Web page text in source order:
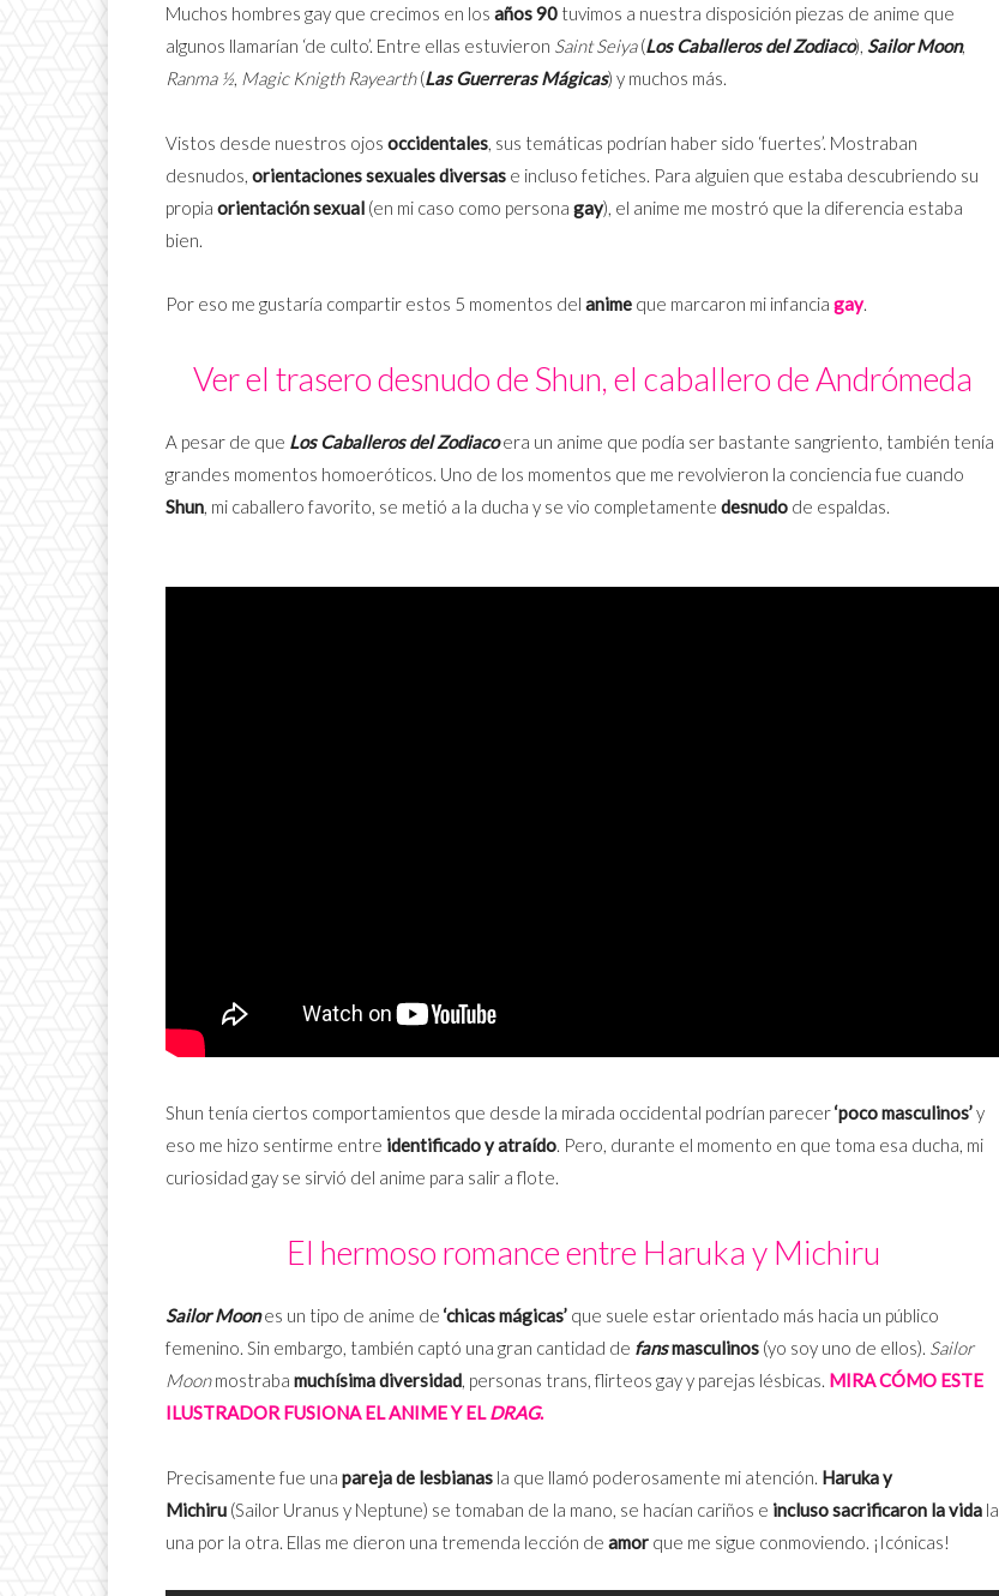
Muchos hombres gay que crecimos en los años 90 tuvimos a nuestra disposición piezas de anime que
algunos llamarían ‘de culto’. Entre ellas estuvieron Saint Seiya(Los Caballeros del Zodiaco), Sailor Moon,
Ranma ½, Magic Knigth Rayearth(Las Guerreras Mágicas) y muchos más.
Vistos desde nuestros ojos occidentales, sus temáticas podrían haber sido ‘fuertes’. Mostraban
desnudos, orientaciones sexuales diversas e incluso fetiches. Para alguien que estaba descubriendo su
propia orientación sexual (en mi caso como persona gay), el anime me mostró que la diferencia estaba
bien.
Por eso me gustaría compartir estos 5 momentos del anime que marcaron mi infancia gay.
Ver el trasero desnudo de Shun, el caballero de Andrómeda
A pesar de que Los Caballeros del Zodiacoera un anime que podía ser bastante sangriento, también tenía
grandes momentos homoeróticos. Uno de los momentos que me revolvieron la conciencia fue cuando
Shun, mi caballero favorito, se metió a la ducha y se vio completamente desnudo de espaldas.
Shun tenía ciertos comportamientos que desde la mirada occidental podrían parecer‘poco masculinos’y
eso me hizo sentirme entre identificado y atraído. Pero, durante el momento en que toma esa ducha, mi
curiosidad gay se sirvió del anime para salir a flote.
El hermoso romance entre Haruka y Michiru
Sailor Moones un tipo de anime de ‘chicas mágicas’ que suele estar orientado más hacia un público
femenino. Sin embargo, también captó una gran cantidad de fansmasculinos (yo soy uno de ellos). Sailor
Moonmostraba muchísima diversidad, personas trans, flirteos gay y parejas lésbicas. MIRA CÓMO ESTE
ILUSTRADOR FUSIONA EL ANIME Y ELDRAG.
Precisamente fue una pareja de lesbianas la que llamó poderosamente mi atención. Haruka y
Michiru (Sailor Uranus y Neptune) se tomaban de la mano, se hacían cariños e incluso sacrificaron la vida la
una por la otra. Ellas me dieron una tremenda lección de amor que me sigue conmoviendo. ¡Icónicas!